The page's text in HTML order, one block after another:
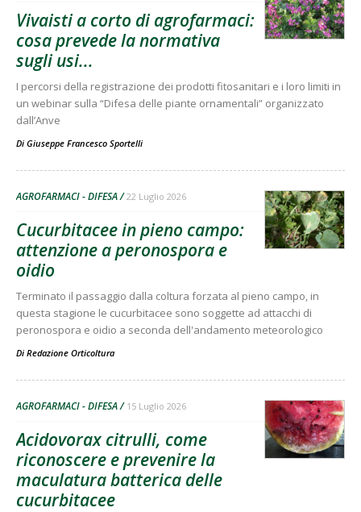
Vivaisti a corto di agrofarmaci:
cosa prevede la normativa
sugli usi...
I percorsi della registrazione dei prodotti fitosanitari e i loro limiti in
un webinar sulla “Difesa delle piante ornamentali” organizzato
dall’Anve
Di Giuseppe Francesco Sportelli
AGROFARMACI - DIFESA 22 Luglio 2026
Cucurbitacee in pieno campo:
attenzione a peronospora e
oidio
Terminato il passaggio dalla coltura forzata al pieno campo, in
questa stagione le cucurbitacee sono soggette ad attacchi di
peronospora e oidio a seconda dell'andamento meteorologico
Di Redazione Orticoltura
AGROFARMACI - DIFESA 15 Luglio 2026
Acidovorax citrulli, come
riconoscere e prevenire la
maculatura batterica delle
cucurbitacee